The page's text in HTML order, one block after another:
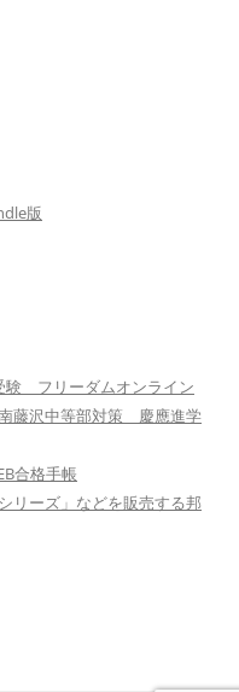
版
験 フリーダムオンライン
藤沢中等部対策 慶應進学
合格手帳
リーズ」などを販売する邦